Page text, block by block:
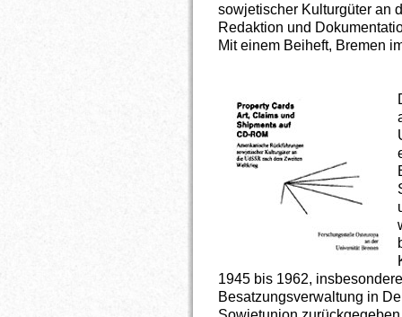
sowjetischer Kulturgüter an
Redaktion und
Mit einem Beiheft, Bremen
1945 bis 1962,
Besatzungsverwaltung in